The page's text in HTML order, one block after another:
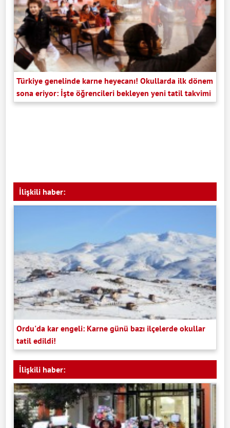
Türkiye genelinde karne heyecanı! Okullarda ilk dönem
sona eriyor: İşte öğrencileri bekleyen yeni tatil takvimi
İlişkili haber:
Ordu'da kar engeli: Karne günü bazı ilçelerde okullar
tatil edildi!
İlişkili haber: